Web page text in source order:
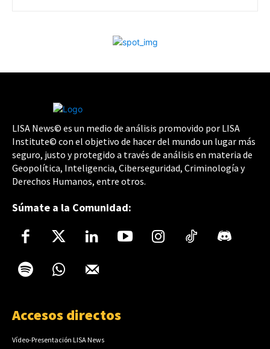
LISA News© es un medio de análisis promovido por LISA
Institute© con el objetivo de hacer del mundo un lugar más
seguro, justo y protegido a través de análisis en materia de
Geopolítica, Inteligencia, Ciberseguridad, Criminología y
Derechos Humanos, entre otros.
Súmate a la Comunidad:
Accesos directos
Vídeo-Presentación LISA News